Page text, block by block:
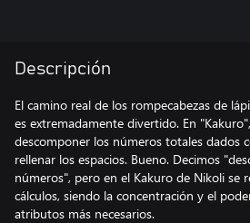
Descripción
El camino real de los rompecabezas de
es extremadamente divertido. En
descomponer los números totales dados
rellenar los espacios. Bueno. Decimos
números", pero en el Kakuro de Nikoli se
cálculos, siendo la concentración y el
atributos más necesarios.